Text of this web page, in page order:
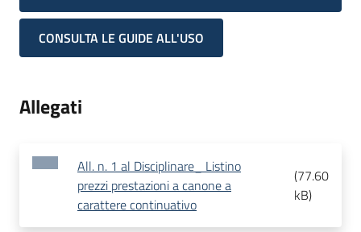
CONSULTA LE GUIDE ALL'USO
Allegati
All. n. 1 al Disciplinare_ Listino
prezzi prestazioni a canone a
carattere continuativo
(77.60
kB)